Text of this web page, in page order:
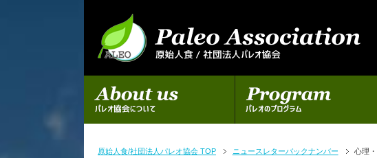
初めての方へ パレオのプログラム
原始人食/社団法人パレオ協会 TOP ニュースレターバックナンバー 心理